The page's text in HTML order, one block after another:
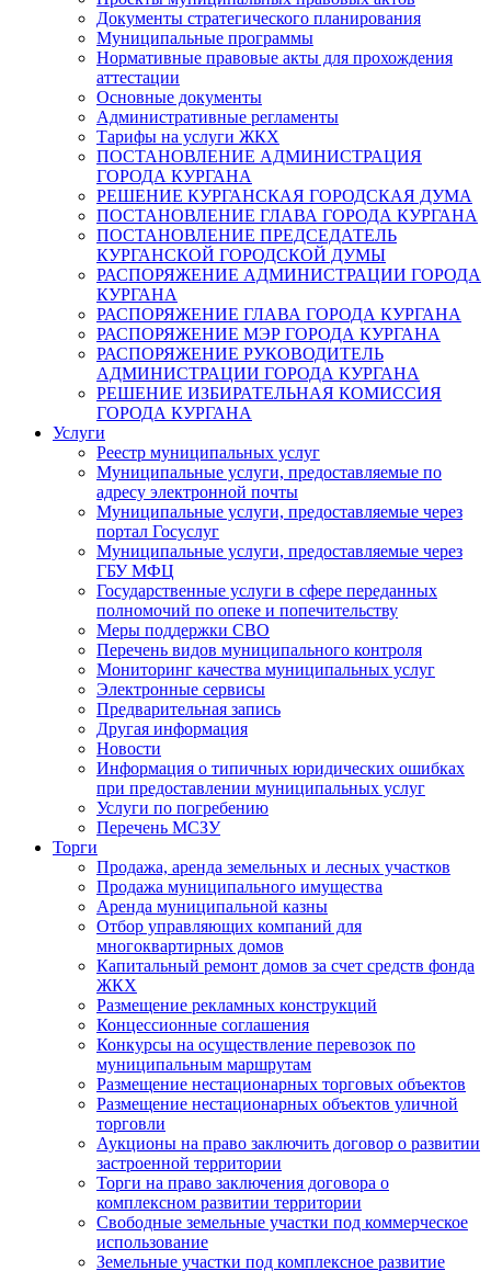
Документы стратегического планирования
Муниципальные программы
Нормативные правовые акты для прохождения
аттестации
Основные документы
Административные регламенты
Тарифы на услуги ЖКХ
ПОСТАНОВЛЕНИЕ АДМИНИСТРАЦИЯ
ГОРОДА КУРГАНА
РЕШЕНИЕ КУРГАНСКАЯ ГОРОДСКАЯ ДУМА
ПОСТАНОВЛЕНИЕ ГЛАВА ГОРОДА КУРГАНА
ПОСТАНОВЛЕНИЕ ПРЕДСЕДАТЕЛЬ
КУРГАНСКОЙ ГОРОДСКОЙ ДУМЫ
РАСПОРЯЖЕНИЕ АДМИНИСТРАЦИИ ГОРОДА
КУРГАНА
РАСПОРЯЖЕНИЕ ГЛАВА ГОРОДА КУРГАНА
РАСПОРЯЖЕНИЕ МЭР ГОРОДА КУРГАНА
РАСПОРЯЖЕНИЕ РУКОВОДИТЕЛЬ
АДМИНИСТРАЦИИ ГОРОДА КУРГАНА
РЕШЕНИЕ ИЗБИРАТЕЛЬНАЯ КОМИССИЯ
ГОРОДА КУРГАНА
Услуги
Реестр муниципальных услуг
Муниципальные услуги, предоставляемые по
адресу электронной почты
Муниципальные услуги, предоставляемые через
портал Госуслуг
Муниципальные услуги, предоставляемые через
ГБУ МФЦ
Государственные услуги в сфере переданных
полномочий по опеке и попечительству
Меры поддержки СВО
Перечень видов муниципального контроля
Мониторинг качества муниципальных услуг
Электронные сервисы
Предварительная запись
Другая информация
Новости
Информация о типичных юридических ошибках
при предоставлении муниципальных услуг
Услуги по погребению
Перечень МСЗУ
Торги
Продажа, аренда земельных и лесных участков
Продажа муниципального имущества
Аренда муниципальной казны
Отбор управляющих компаний для
многоквартирных домов
Капитальный ремонт домов за счет средств фонда
ЖКХ
Размещение рекламных конструкций
Концессионные соглашения
Конкурсы на осуществление перевозок по
муниципальным маршрутам
Размещение нестационарных торговых объектов
Размещение нестационарных объектов уличной
торговли
Аукционы на право заключить договор о развитии
застроенной территории
Торги на право заключения договора о
комплексном развитии территории
Свободные земельные участки под коммерческое
использование
Земельные участки под комплексное развитие